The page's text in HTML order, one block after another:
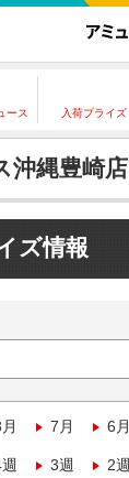
ース 入荷プライズ
沖縄豊崎店
ズ情報
7月 6月
3週 2週